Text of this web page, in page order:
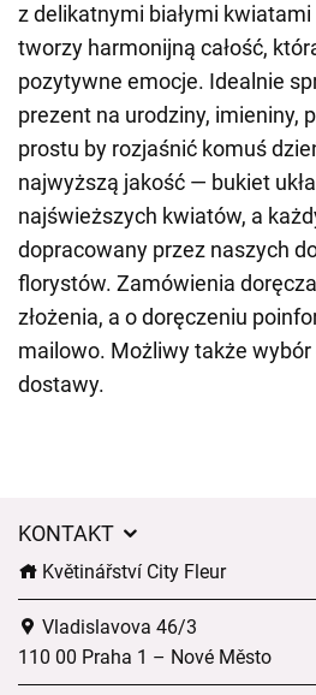
z delikatnymi białymi
tworzy harmonijną całość,
pozytywne emocje. Idealnie
prezent na urodziny, imieniny,
prostu by rozjaśnić komuś
najwyższą jakość — bukiet
najświeższych kwiatów, a
dopracowany przez naszych
florystów. Zamówienia
złożenia, a o doręczeniu
mailowo. Możliwy także wybór
dostawy.
KONTAKT
Květinářství City Fleur
Vladislavova 46/3
110 00 Praha 1 – Nové Město